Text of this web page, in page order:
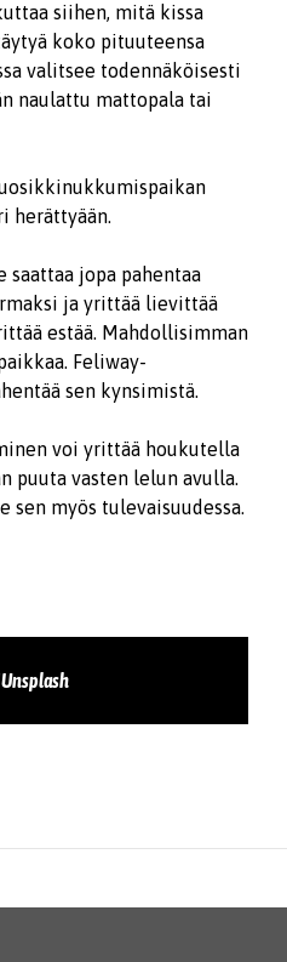
siihen, mitä kissa
koko pituuteensa
valitsee todennäköisesti
naulattu mattopala tai
herättyään.
saattaa jopa pahentaa
ja yrittää lievittää
estää. Mahdollisimman
Feliway-
sen kynsimistä.
voi yrittää houkutella
puuta vasten lelun avulla.
myös tulevaisuudessa.